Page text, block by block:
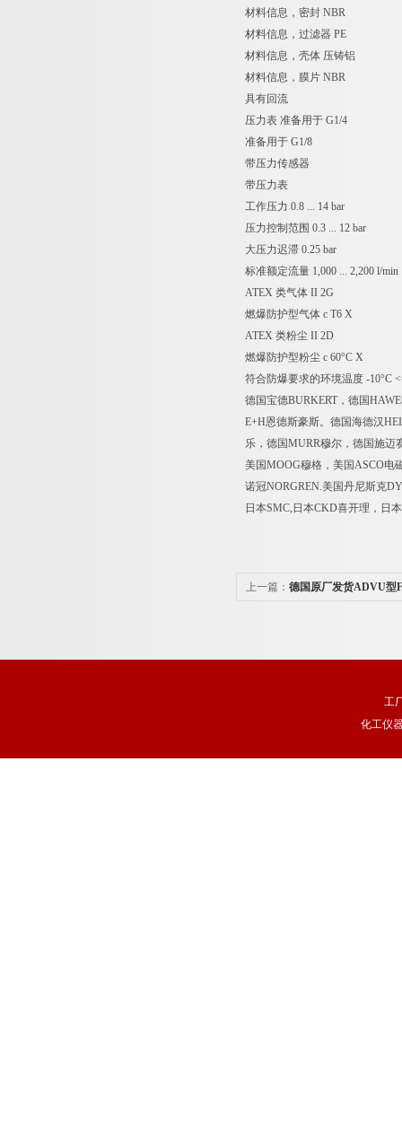
材料信息，密封 NBR
材料信息，过滤器 PE
材料信息，壳体 压铸铝
材料信息，膜片 NBR
具有回流
压力表 准备用于 G1/4
准备用于 G1/8
带压力传感器
带压力表
工作压力 0.8 ... 14 bar
压力控制范围 0.3 ... 12 bar
大压力迟滞 0.25 bar
标准额定流量 1,000 ... 2,200 l/min
ATEX 类气体 II 2G
燃爆防护型气体 c T6 X
ATEX 类粉尘 II 2D
燃爆防护型粉尘 c 60°C X
符合防爆要求的环境温度 -10°C
德国宝德BURKERT，德国
E+H恩德斯豪斯。德国海德汉
乐，德国MURR穆尔，德国施迈
美国MOOG穆格，美国ASCO电
诺冠NORGREN.美国丹尼斯克
日本SMC,日本CKD喜开理，日
上一篇： 德国原厂发货ADVU型
工
化工仪